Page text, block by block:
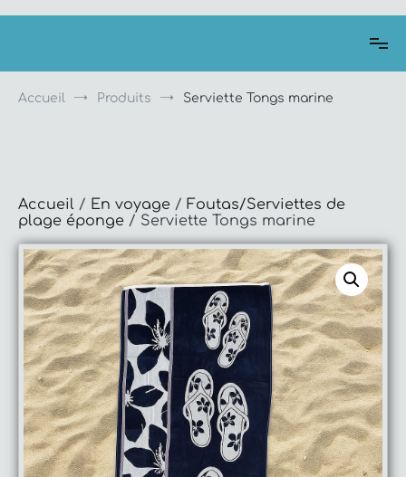
Accueil Produits Serviette Tongs marine
Accueil / En voyage / Foutas/Serviettes de
plage éponge / Serviette Tongs marine